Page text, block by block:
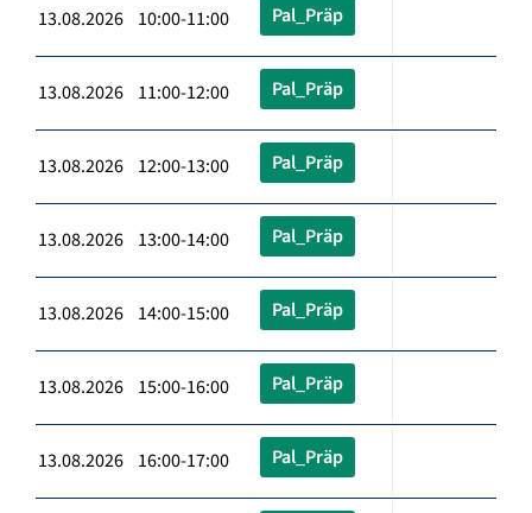
13.08.2026 10:00-11:00 Pal_Präp
13.08.2026 11:00-12:00 Pal_Präp
13.08.2026 12:00-13:00 Pal_Präp
13.08.2026 13:00-14:00 Pal_Präp
13.08.2026 14:00-15:00 Pal_Präp
13.08.2026 15:00-16:00 Pal_Präp
13.08.2026 16:00-17:00 Pal_Präp